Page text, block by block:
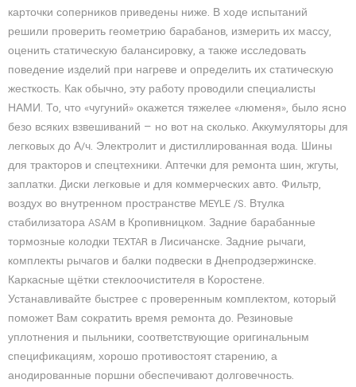
карточки соперников приведены ниже. В ходе испытаний
решили проверить геометрию барабанов, измерить их массу,
оценить статическую балансировку, а также исследовать
поведение изделий при нагреве и определить их статическую
жесткость. Как обычно, эту работу проводили специалисты
НАМИ. То, что «чугуний» окажется тяжелее «люменя», было ясно
безо всяких взвешиваний — но вот на сколько. Аккумуляторы для
легковых до А/ч. Электролит и дистиллированная вода. Шины
для тракторов и спецтехники. Аптечки для ремонта шин, жгуты,
заплатки. Диски легковые и для коммерческих авто. Фильтр,
воздух во внутренном пространстве MEYLE /S. Втулка
стабилизатора ASAM в Кропивницком. Задние барабанные
тормозные колодки TEXTAR в Лисичанске. Задние рычаги,
комплекты рычагов и балки подвески в Днепродзержинске.
Каркасные щётки стеклоочистителя в Коростене.
Устанавливайте быстрее с проверенным комплектом, который
поможет Вам сократить время ремонта до. Резиновые
уплотнения и пыльники, соответствующие оригинальным
спецификациям, хорошо противостоят старению, а
анодированные поршни обеспечивают долговечность.